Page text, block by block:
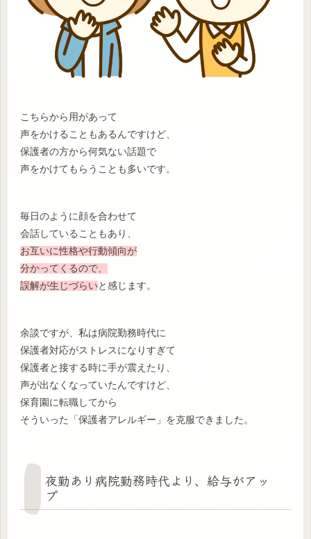
こちらから用があって
声をかけることもあるんですけど、
保護者の方から何気ない話題で
声をかけてもらうことも多いです。
毎日のように顔を合わせて
会話していることもあり、
お互いに性格や行動傾向が
分かってくるので、
誤解が生じづらいと感じます。
余談ですが、私は病院勤務時代に
保護者対応がストレスになりすぎて
保護者と接する時に手が震えたり、
声が出なくなっていたんですけど、
保育園に転職してから
そういった「保護者アレルギー」を克服できました。
夜勤あり病院勤務時代より、給与がアッ
プ